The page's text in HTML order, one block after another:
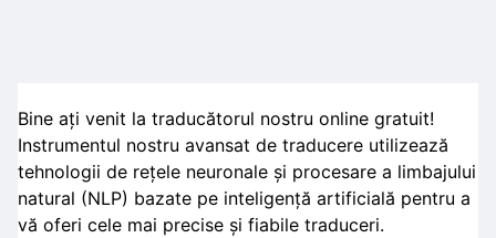
Bine ați venit la traducătorul nostru online gratuit!
Instrumentul nostru avansat de traducere utilizează
tehnologii de rețele neuronale și procesare a limbajului
natural (NLP) bazate pe inteligență artificială pentru a
vă oferi cele mai precise și fiabile traduceri.